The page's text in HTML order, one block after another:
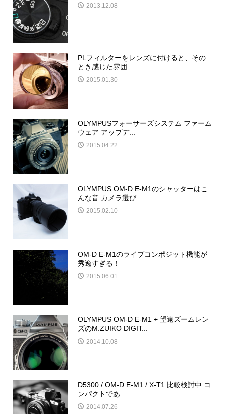
2013.12.08
PLフィルターをレンズに付けると、その
とき感じた雰囲...
2015.01.30
OLYMPUSフォーサーズシステム ファーム
ウェア アップデ...
2015.04.22
OLYMPUS OM-D E-M1のシャッターはこ
んな音 カメラ選び...
2015.02.10
OM-D E-M1のライブコンポジット機能が
秀逸すぎる！
2015.06.01
OLYMPUS OM-D E-M1 + 望遠ズームレン
ズのM.ZUIKO DIGIT...
2014.10.08
D5300 / OM-D E-M1 / X-T1 比較検討中 コ
ンパクトであ...
2014.07.26